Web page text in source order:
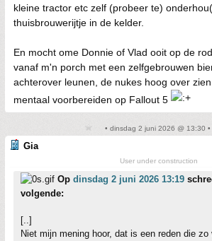
kleine tractor etc zelf (probeer te)
thuisbrouwerijtje in de kelder.
En mocht ome Donnie of Vlad ooit op de
vanaf m'n porch met een zelfgebrouwen
achterover leunen, de nukes hoog over
mentaal voorbereiden op Fallout 5
• dinsdag 2 juni 2026 @ 13:30 •
Gia
User under construction
Op dinsdag 2 juni 2026 13:19
volgende:
[..]
Niet mijn mening hoor, dat is een reden die